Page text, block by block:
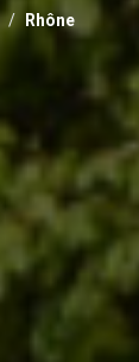
Rhône